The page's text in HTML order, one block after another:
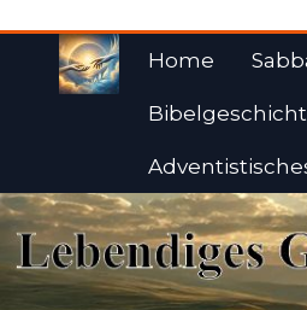
springen
Home
Himmelwärts